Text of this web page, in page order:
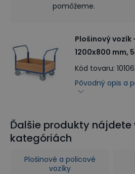
Plošinový vozík
1200x800 mm,
Kód tovaru:
Pôvodný opis a
pomôžeme.
Ďalšie produkty
kategóriách
Plošinové a policové
vozíky